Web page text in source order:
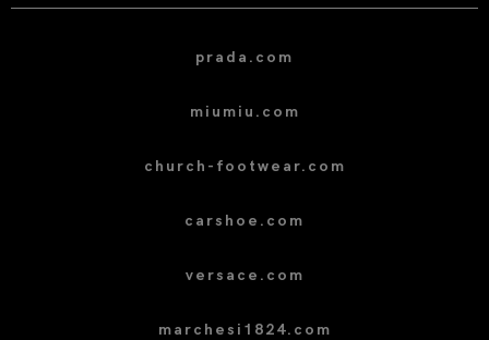
prada.com
miumiu.com
church-footwear.com
carshoe.com
versace.com
marchesi1824.com